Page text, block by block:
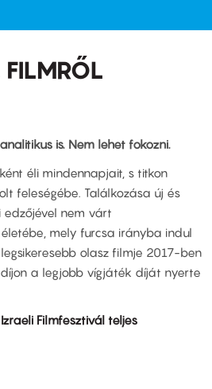
is. Nem lehet fokozni.
éli mindennapjait, s titkon
feleségébe. Találkozása új és
nem várt
mely furcsa irányba indul
olasz filmje 2017-ben
a legjobb vígjáték díját nyerte
Filmfesztivál teljes